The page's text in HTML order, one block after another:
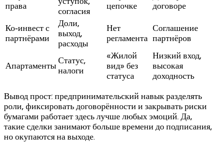
права
согласия
цепочке
договоре
Ко‑инвест с
партнёрами
Доли,
выход,
расходы
Нет
регламента
Соглашение
партнёров
Апартаменты
Статус,
налоги
«Жилой
вид» без
статуса
Низкий вход,
высокая
доходность
Вывод прост: предпринимательский навык разделять
роли, фиксировать договорённости и закрывать риски
бумагами работает здесь лучше любых эмоций. Да,
такие сделки занимают больше времени до подписания,
но окупаются на выходе.